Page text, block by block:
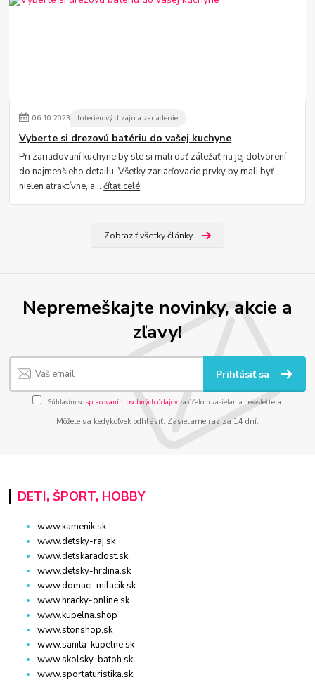
06.10.2023 Interiérový dizajn a zariadenie
Vyberte si drezovú batériu do vašej kuchyne
Pri zariaďovaní kuchyne by ste si mali dať záležať na jej dotvorení
do najmenšieho detailu. Všetky zariaďovacie prvky by mali byť
nielen atraktívne, a...čítať celé
Zobraziť všetky články
Nepremeškajte novinky, akcie a
zľavy!
Prihlásiť sa
Súhlasím sospracovaním osobných údajov za účelom zasielania newslettera.
Môžete sa kedykoľvek odhlásiť. Zasielame raz za 14 dní.
DETI, ŠPORT, HOBBY
www.kamenik.sk
www.detsky-raj.sk
www.detskaradost.sk
www.detsky-hrdina.sk
www.domaci-milacik.sk
www.hracky-online.sk
www.kupelna.shop
www.stonshop.sk
www.sanita-kupelne.sk
www.skolsky-batoh.sk
www.sportaturistika.sk